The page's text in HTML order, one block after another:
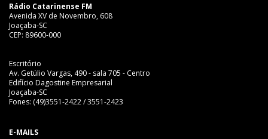
Rádio Catarinense FM
Avenida XV de Novembro, 608
Joaçaba-SC
CEP: 89600-000
Escritório
Av. Getúlio Vargas, 490 - sala 705 - Centro
Edifício Dagostine Empresarial
Joaçaba-SC
Fones: (49)3551-2422 / 3551-2423
E-MAILS